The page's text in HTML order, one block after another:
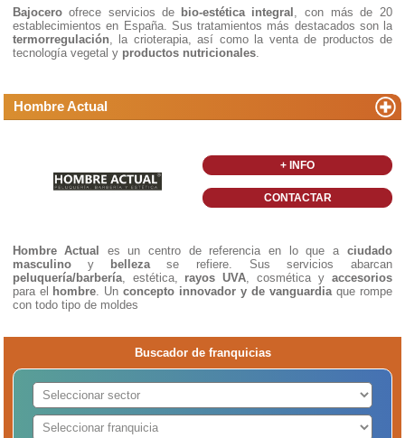
Bajocero ofrece servicios de bio-estética integral , con más de 20
establecimientos en España. Sus tratamientos más destacados son la
termorregulación , la crioterapia, así como la venta de productos de
tecnología vegetal y productos nutricionales
Hombre Actual
+ INFO
CONTACTAR
Hombre Actual es un centro de referencia en lo que aciudado
masculino y belleza se refiere. Sus servicios abarcan
peluquería/barbería, estética, rayos UVA, cosmética y accesorios
para el hombre. Un concepto innovador y de vanguardiaque rompe
con todo tipo de moldes
Buscador de franquicias